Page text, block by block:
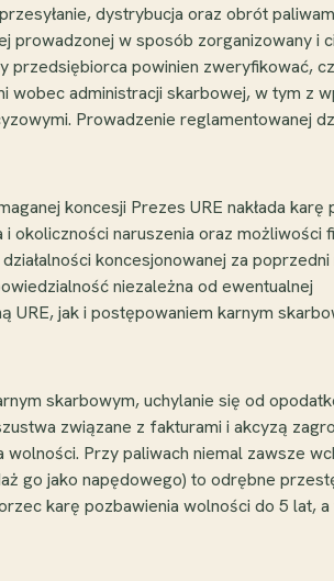
dystrybucja oraz obrót
prowadzonej w sposób zorganizowany i
przedsiębiorca powinien zweryfikować,
wobec administracji skarbowej, w tym z
Prowadzenie reglamentowanej
koncesji Prezes URE nakłada karę
okoliczności naruszenia oraz możliwości
koncesjonowanej za poprzedni
niezależna od ewentualnej
jak i postępowaniem karnym
skarbowym, uchylanie się od
związane z fakturami i akcyzą
Przy paliwach niemal zawsze
go jako napędowego) to odrębne
karę pozbawienia wolności do 5 lat, a